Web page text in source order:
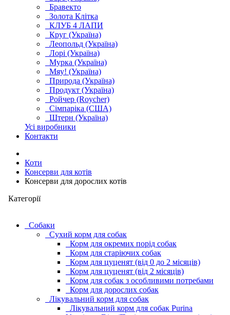
Бравекто
Золота Клітка
КЛУБ 4 ЛАПИ
Круг (Україна)
Леопольд (Україна)
Лорі (Україна)
Мурка (Україна)
Мяу! (Україна)
Природа (Україна)
Продукт (Україна)
Ройчер (Roycher)
Сімпаріка (США)
Штерн (Україна)
Усі виробники
Контакти
Коти
Консерви для котів
Консерви для дорослих котів
Категорії
Cобаки
Сухий корм для собак
Корм для окремих порід собак
Корм для старіючих собак
Корм для цуценят (від 0 до 2 місяців)
Корм для цуценят (від 2 місяців)
Корм для собак з особливими потребами
Корм для дорослих собак
Лікувальний корм для собак
Лікувальний корм для собак Purina